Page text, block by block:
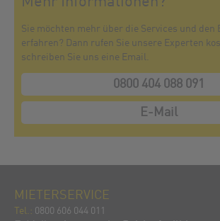
Sie möchten mehr über die Services und den
erfahren? Dann rufen Sie unsere Experten
schreiben Sie uns eine Email.
0800 404 088 091
E-Mail
MIETERSERVICE
Tel.: 0800 606 044 011